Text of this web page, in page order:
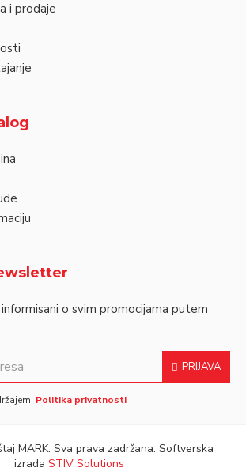
i prodaje
o svim promocijama putem
PRIJAVA
Politika privatnosti
MARK. Sva prava zadržana. Softverska
izrada STIV Solutions